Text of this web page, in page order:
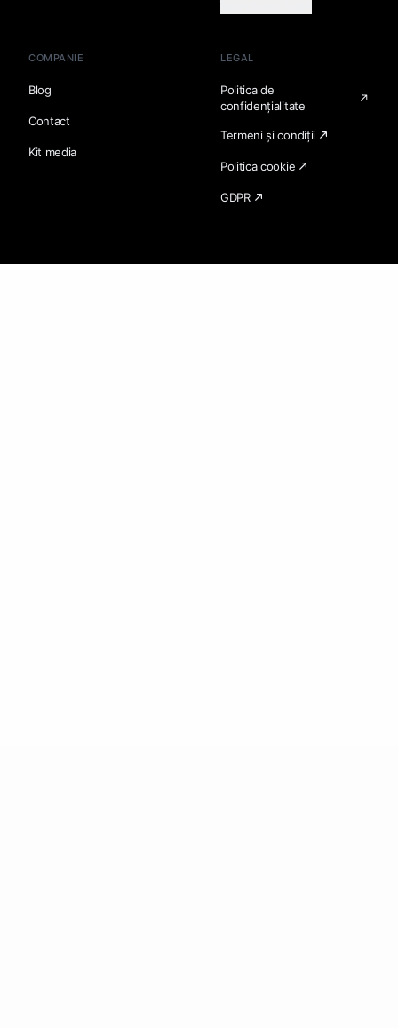
COMPANIE
Blog
Contact
Kit media
LEGAL
Politica de
confidențialitate
Termeni și condiții
Politica cookie
GDPR